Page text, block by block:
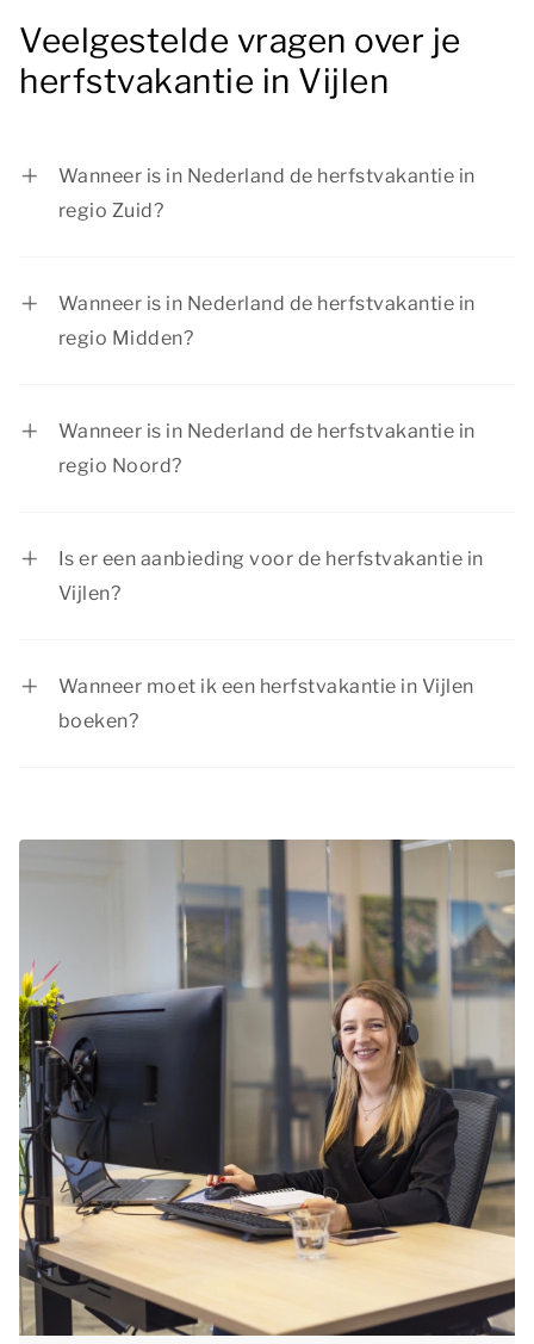
Veelgestelde vragen over je
herfstvakantie in Vijlen
Wanneer is in Nederland de herfstvakantie in
regio Zuid?
Wanneer is in Nederland de herfstvakantie in
regio Midden?
Wanneer is in Nederland de herfstvakantie in
regio Noord?
Is er een aanbieding voor de herfstvakantie in
Vijlen?
Wanneer moet ik een herfstvakantie in Vijlen
boeken?
in Vijlen bij Summio Parcs en wees verzekerd